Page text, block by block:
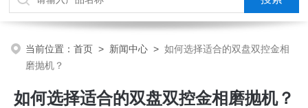
当前位置：首页 > 新闻中心 >如何选择适合的双盘双控金相
磨抛机？
如何选择适合的双盘双控金相磨抛机？